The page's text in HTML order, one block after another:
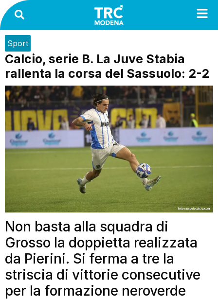
Sport
Calcio, serie B. La Juve Stabia
rallenta la corsa del Sassuolo: 2-2
Non basta alla squadra di
Grosso la doppietta realizzata
da Pierini. Si ferma a tre la
striscia di vittorie consecutive
per la formazione neroverde